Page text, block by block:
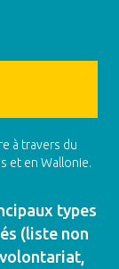
à travers du
et en Wallonie.
types
(liste non